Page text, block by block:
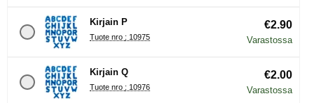
Kirjain P
Tuote nro : 10975
€2.90
Varastossa
Kirjain Q
Tuote nro : 10976
€2.00
Varastossa